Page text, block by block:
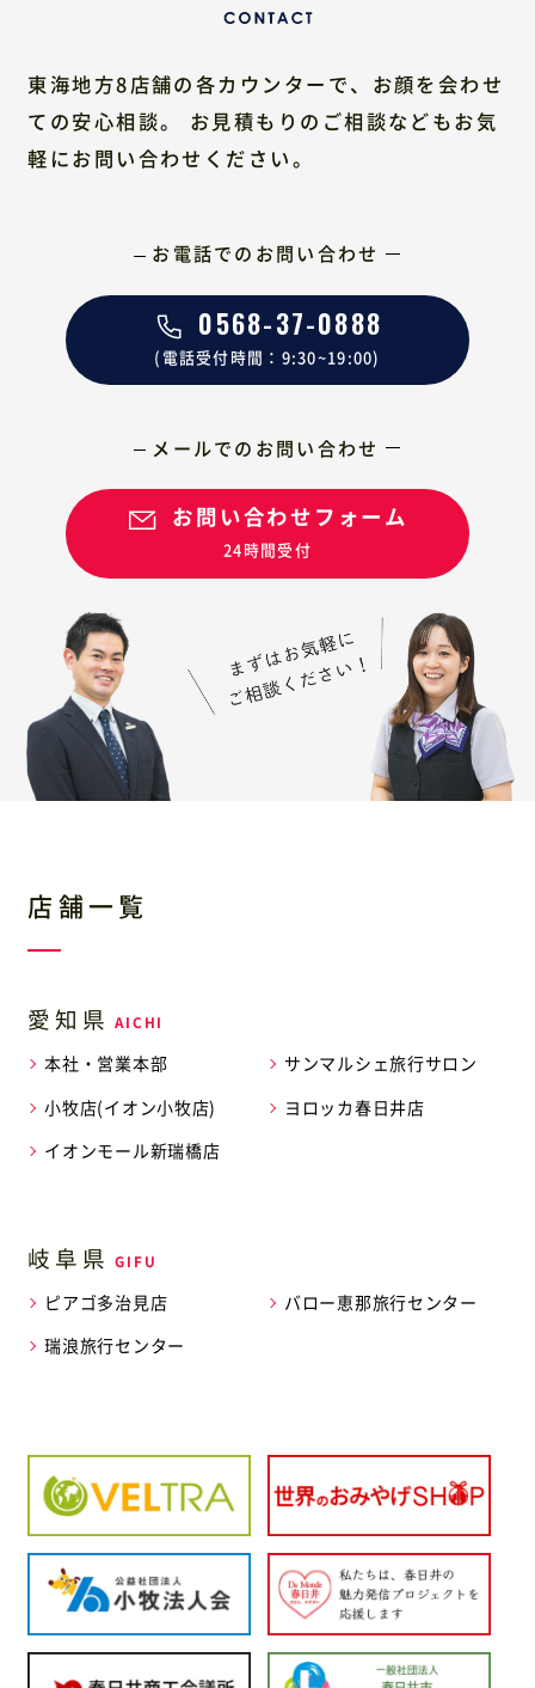
東海地方8店舗の各カウンターで、お顔を会わせ
ての安心相談。
お見積もりのご相談などもお気
軽にお問い合わせください。
お電話でのお問い合わせ
0568-37-0888
(電話受付時間：9:30~19:00)
メールでのお問い合わせ
お問い合わせフォーム
24時間受付
店舗一覧
愛知県
本社・営業本部
サンマルシェ旅行サロン
小牧店(イオン小牧店)
ヨロッカ春日井店
イオンモール新瑞橋店
岐阜県
ピアゴ多治見店
バロー恵那旅行センター
瑞浪旅行センター